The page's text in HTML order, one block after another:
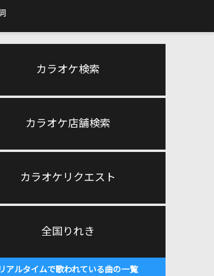
カラオケ検索
カラオケ店舗検索
カラオケリクエスト
全国りれき
リアルタイムで歌われている曲の一覧